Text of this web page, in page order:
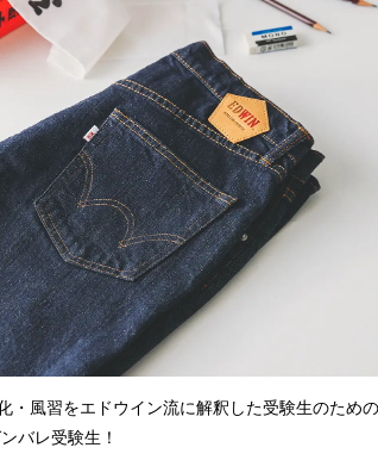
・風習をエドウイン流に解釈した受験生のための
バレ受験生！